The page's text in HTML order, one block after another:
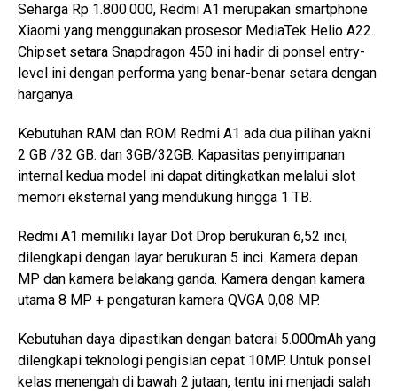
Seharga Rp 1.800.000, Redmi A1 merupakan smartphone
Xiaomi yang menggunakan prosesor MediaTek Helio A22.
Chipset setara Snapdragon 450 ini hadir di ponsel entry-
level ini dengan performa yang benar-benar setara dengan
harganya.
Kebutuhan RAM dan ROM Redmi A1 ada dua pilihan yakni
2 GB /32 GB. dan 3GB/32GB. Kapasitas penyimpanan
internal kedua model ini dapat ditingkatkan melalui slot
memori eksternal yang mendukung hingga 1 TB.
Redmi A1 memiliki layar Dot Drop berukuran 6,52 inci,
dilengkapi dengan layar berukuran 5 inci. Kamera depan
MP dan kamera belakang ganda. Kamera dengan kamera
utama 8 MP + pengaturan kamera QVGA 0,08 MP.
Kebutuhan daya dipastikan dengan baterai 5.000mAh yang
dilengkapi teknologi pengisian cepat 10MP. Untuk ponsel
kelas menengah di bawah 2 jutaan, tentu ini menjadi salah